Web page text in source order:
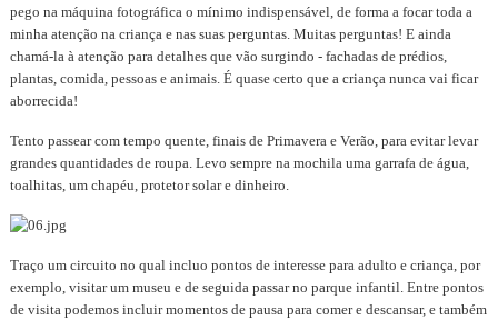
pego na máquina fotográfica o mínimo indispensável, de forma a focar toda a
minha atenção na criança e nas suas perguntas. Muitas perguntas! E ainda
chamá-la à atenção para detalhes que vão surgindo - fachadas de prédios,
plantas, comida, pessoas e animais. É quase certo que a criança nunca vai ficar
aborrecida!
Tento passear com tempo quente, finais de Primavera e Verão, para evitar levar
grandes quantidades de roupa. Levo sempre na mochila uma garrafa de água,
toalhitas, um chapéu, protetor solar e dinheiro.
Traço um circuito no qual incluo pontos de interesse para adulto e criança, por
exemplo, visitar um museu e de seguida passar no parque infantil. Entre pontos
de visita podemos incluir momentos de pausa para comer e descansar, e também